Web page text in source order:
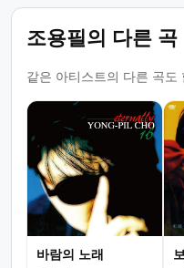
조용필의 다른 곡
같은 아티스트의 다른 곡도
바람의 노래